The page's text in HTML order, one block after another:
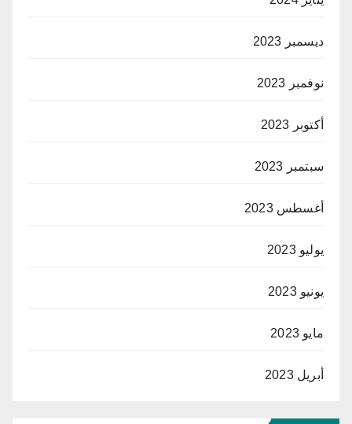
ديسمبر 2023
نوفمبر 2023
أكتوبر 2023
سبتمبر 2023
أغسطس 2023
يوليو 2023
يونيو 2023
مايو 2023
أبريل 2023